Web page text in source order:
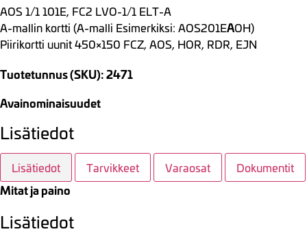
AOS 1/1 101E, FC2 LVO-1/1 ELT-A
A-mallin kortti (A-malli Esimerkiksi: AOS201EAOH)
Piirikortti uunit 450×150 FCZ, AOS, HOR, RDR, EJN
Tuotetunnus (SKU): 2471
Avainominaisuudet
Lisätiedot
Lisätiedot Tarvikkeet Varaosat Dokumentit
Mitat ja paino
Lisätiedot